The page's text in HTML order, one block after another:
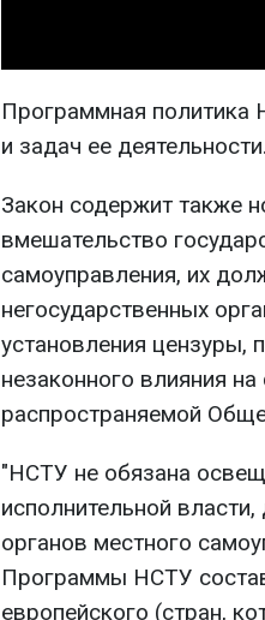
Программная политика
и задач ее деятельности.
Закон содержит также
вмешательство
самоуправления, их
негосударственных
установления цензуры,
незаконного влияния
распространяемой
"НСТУ не обязана
исполнительной
органов местного
Программы НСТУ
европейского (стран,